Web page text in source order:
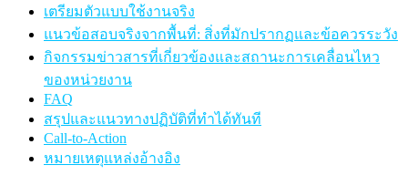
เตรียมตัวแบบใช้งานจริง
แนวข้อสอบจริงจากพื้นที่: สิ่งที่มักปรากฏและข้อควรระวัง
กิจกรรมข่าวสารที่เกี่ยวข้องและสถานะการเคลื่อนไหว
ของหน่วยงาน
FAQ
สรุปและแนวทางปฏิบัติที่ทำได้ทันที
Call-to-Action
หมายเหตุแหล่งอ้างอิง